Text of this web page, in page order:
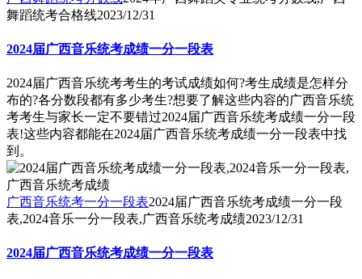
舞蹈统考合格线2023/12/31
2024届广西音乐统考成绩一分一段表
2024届广西音乐统考考生的考试成绩如何?考生成绩是怎样分
布的?各分数段都有多少考生?想要了解这些内容的广西音乐统
考考生与家长一定不要错过2024届广西音乐统考成绩一分一段
表!这些内容都能在2024届广西音乐统考成绩一分一段表中找
到。
广西音乐统考一分一段表2024届广西音乐统考成绩一分一段
表,2024音乐一分一段表,广西音乐统考成绩2023/12/31
2024届广西音乐统考成绩一分一段表